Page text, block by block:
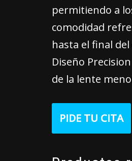
permitiendo a
comodidad
hasta el final del
Diseño
de la lente
PIDE TU CITA